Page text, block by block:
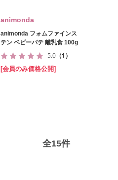
animonda
animonda フォムファインス
テン ベビーパテ 離乳食 100g
5.0 （1）
[会員のみ価格公開]
全15件